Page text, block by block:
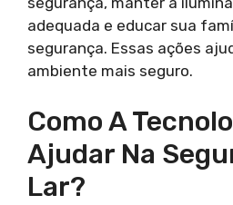
adequada e educar sua
segurança. Essas ações
ambiente mais seguro.
Como A
Ajudar Na
Lar?